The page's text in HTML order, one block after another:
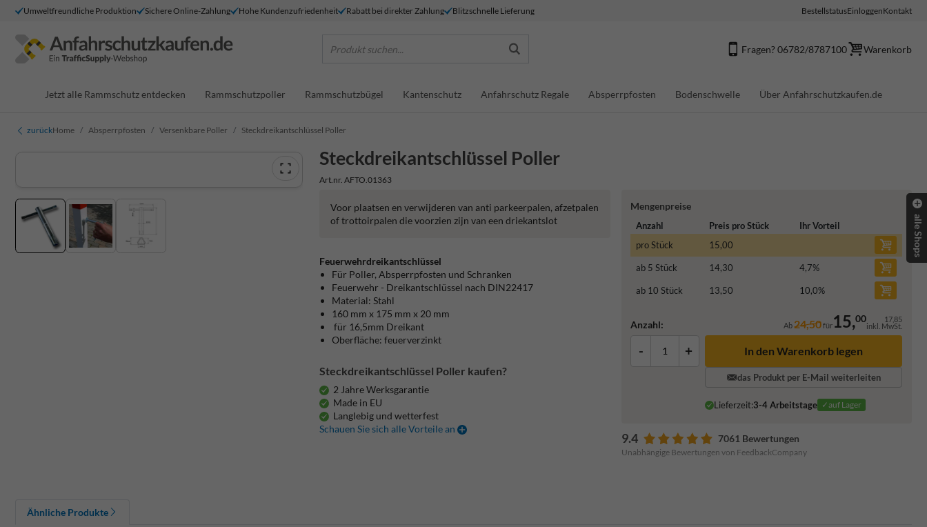
Umweltfreundliche Produktion Sichere Online-Zahlung Hohe Kundenzufriedenheit Rabatt bei direkter Zahlung Blitzschnelle Lieferung BestellstatusEinloggenKontakt
Produkt suchen... Fragen? 06782/8787100 Warenkorb
Jetzt alle Rammschutz entdecken Rammschutzpoller Rammschutzbügel Kantenschutz Anfahrschutz Regale Absperrpfosten Bodenschwelle Über Anfahrschutzkaufen.de
zurückHome Absperrpfosten Versenkbare Poller Steckdreikantschlüssel Poller
Steckdreikantschlüssel Poller
Art.nr. AFTO.01363
Mengenpreise
Anzahl Preis pro Stück
Ihr Vorteil
pro Stück
15,00
ab 5 Stück 14,30 4,7%
ab 10 Stück 13,50 10,0%
Anzahl: Ab24,50für15,00 17,85
inkl. MwSt.
- + In den Warenkorb legen
das Produkt per E-Mail weiterleiten
Lieferzeit:3-4 Arbeitstage ✓auf Lager
9.4 7061 Bewertungen
Unabhängige Bewertungen von FeedbackCompany
Voor plaatsen en verwijderen van anti parkeerpalen, afzetpalen
of trottoirpalen die voorzien zijn van een driekantslot
Feuerwehrdreikantschlüssel
Für Poller, Absperrpfosten und Schranken
Feuerwehr - Dreikantschlüssel nach DIN22417
Material: Stahl
160 mm x 175 mm x 20 mm
für 16,5mm Dreikant
Oberfläche: feuerverzinkt
Steckdreikantschlüssel Poller kaufen?
2 Jahre Werksgarantie
Made in EU
Langlebig und wetterfest
Schauen Sie sich alle Vorteile an
Ähnliche Produkte
alle Shops